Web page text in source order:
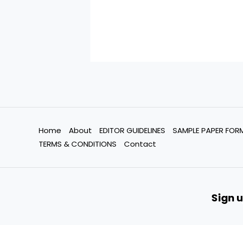
Home About EDITOR GUIDELINES SAMPLE PAPER
TERMS & CONDITIONS
Contact
Sign